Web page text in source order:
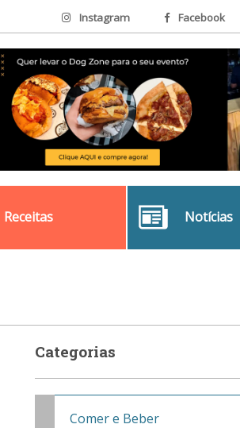
Instagram Facebook
Receitas Notícias
Categorias
Comer e Beber